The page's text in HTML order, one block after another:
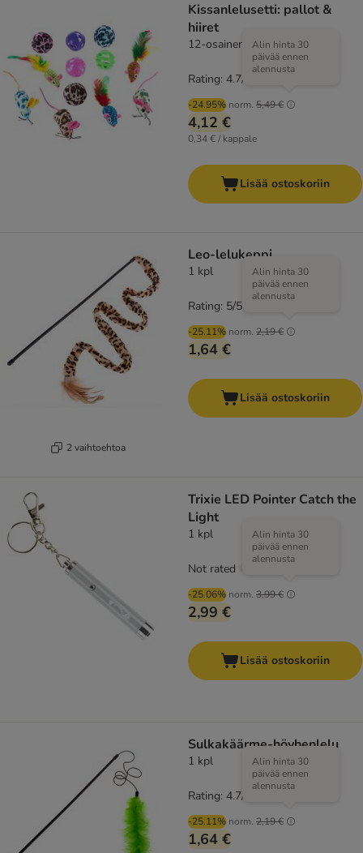
Kissanlelusetti: pallot &
hiiret
12-osainen setti
-24.95% norm. 5,49 €
Alin hinta 30
päivää ennen
alennusta
4,12 €
0,34 € / kappale
Rating: 4.7/5
Lisää ostoskoriin
2 vaihtoehtoa
Leo-lelukeppi
1 kpl
-25.11% norm. 2,19 €
Alin hinta 30
päivää ennen
alennusta
1,64 €
Rating: 5/5
Lisää ostoskoriin
Trixie LED Pointer Catch the
Light
1 kpl
-25.06% norm. 3,99 €
Alin hinta 30
päivää ennen
alennusta
2,99 €
Not rated
Lisää ostoskoriin
Sulkakäärme-höyhenlelu
1 kpl
-25.11% norm. 2,19 €
Alin hinta 30
päivää ennen
alennusta
1,64 €
Rating: 4.7/5